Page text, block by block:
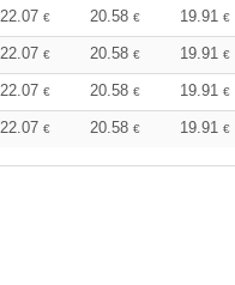
22.07 € 20.58 € 19.91€
22.07 € 20.58 € 19.91€
22.07 € 20.58 € 19.91€
22.07 € 20.58 € 19.91€